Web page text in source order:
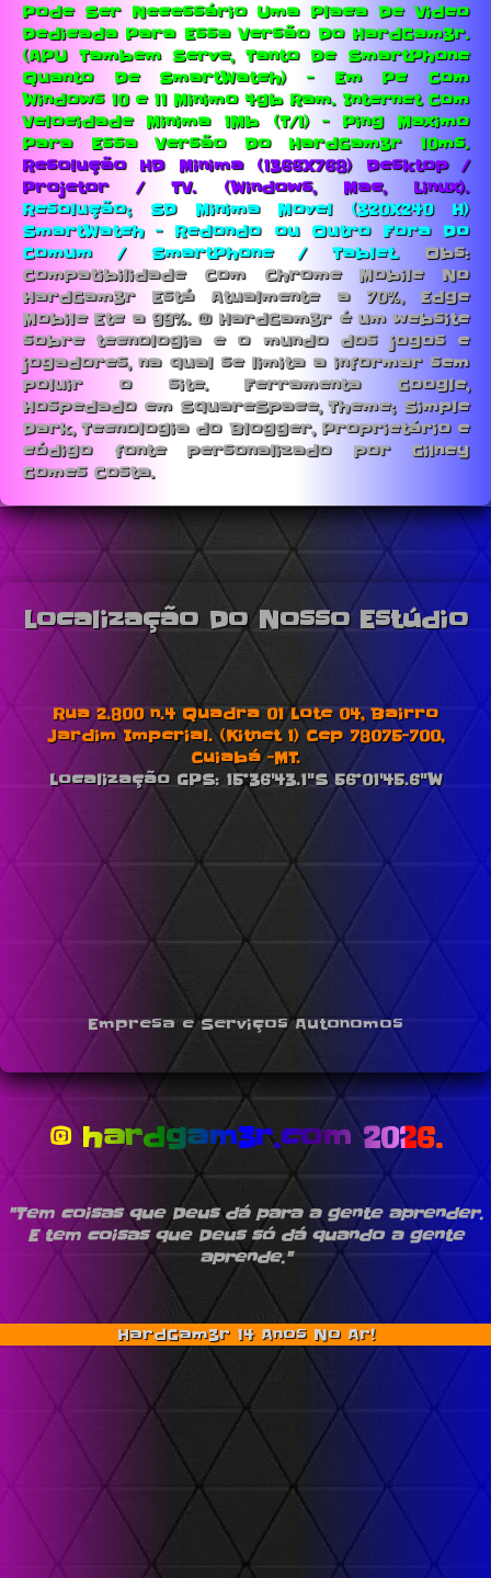
Pode Ser Necessário Uma Placa De Video
Dedicada Para Essa Versão Do HardGam3r.
(APU Tambem Serve, Tanto De SmartPhone
Quanto De SmartWatch) - Em Pc Com
Windows 10 e 11 Minimo 4gb Ram. Internet Com
Velocidade Minima 1Mb (T/1) - Ping Maximo
Para Essa Versão Do HardGam3r 10ms.
Resolução HD Minima (1366X768) Desktop /
Projetor / TV. (Windows, Mac, Linux).
Resolução; SD Minima Movel (320X240 H)
SmartWatch - Redondo ou Outro Fora Do
Comum / SmartPhone / Tablet.Obs:
Compatibilidade Com Chrome Mobile No
HardGam3r Está Atualmente a 70%, Edge
Mobile Etc a 99%. © HardGam3r é um website
sobre tecnologia e o mundo dos jogos e
jogadores, na qual se limita a informar sem
poluir o site. Ferramenta Google,
Hospedado em SquareSpace, Theme; Simple
Dark, Tecnologia do Blogger, Proprietário e
código fonte personalizado por Gilney
Gomes Costa.
Localização Do Nosso Estúdio
Rua 2.800 n.4 Quadra 01 Lote 04, Bairro
Jardim Imperial. (Kitnet 1) Cep 78075-700,
Cuiabá -MT.
Localização GPS: 15°36'43.1"S 56°01'45.6"W
Empresa e Serviços Autonomos
© hardgam3r.com 2026.
"Tem coisas que Deus dá para a gente aprender.
E tem coisas que Deus só dá quando a gente
aprende."
HardGam3r 14 Anos No Ar!